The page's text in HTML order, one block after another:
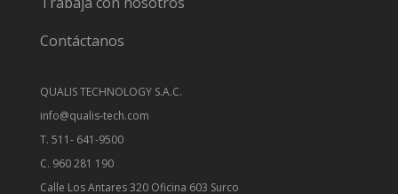
Contáctanos
QUALIS TECHNOLOGY S.A.C.
info@qualis-tech.com
T. 511- 641-9500
C. 960 281 190
Calle Los Antares 320 Oficina 603 Surco